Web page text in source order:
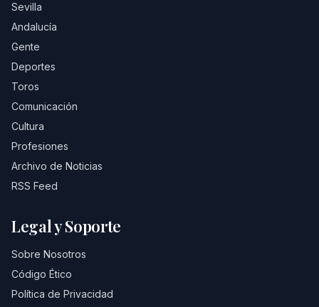
Sevilla
Andalucía
Gente
Deportes
Toros
Comunicación
Cultura
Profesiones
Archivo de Noticias
RSS Feed
Legal y Soporte
Sobre Nosotros
Código Ético
Política de Privacidad